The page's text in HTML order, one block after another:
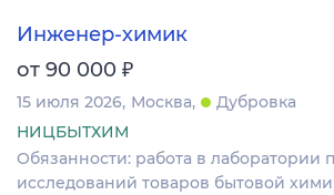
Инженер-химик
от 90 000 ₽
15 июля 2026 Москва
Дубровка
НИЦБЫТХИМ
Обязанности: работа в лаборатории
исследований товаров бытовой